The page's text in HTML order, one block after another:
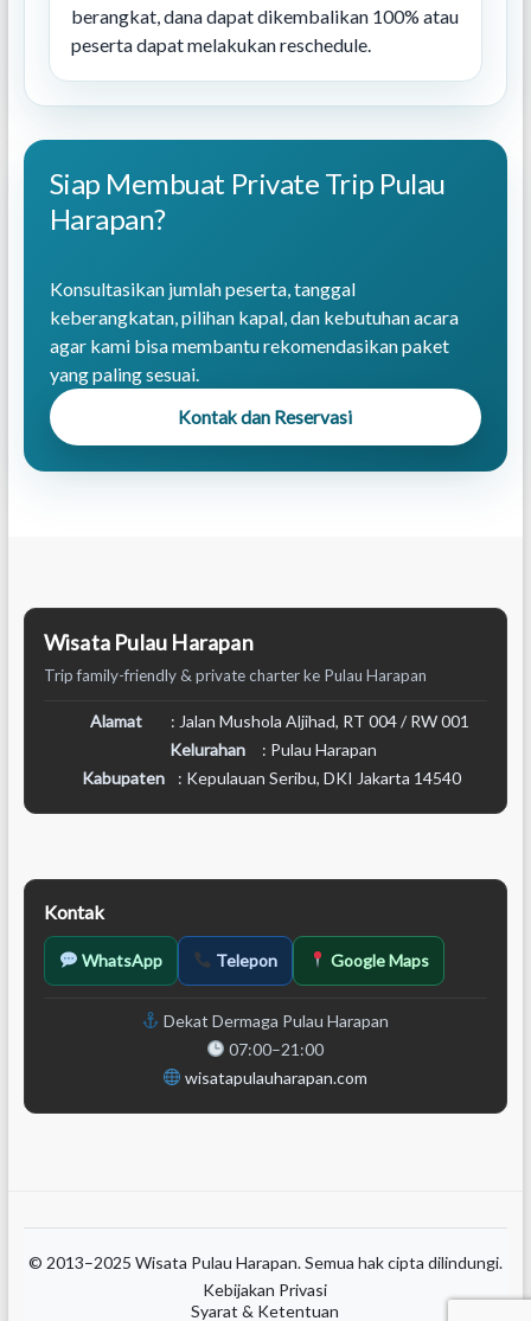
berangkat, dana dapat dikembalikan 100% atau
peserta dapat melakukan reschedule.
Siap Membuat Private Trip Pulau
Harapan?
Konsultasikan jumlah peserta, tanggal
keberangkatan, pilihan kapal, dan kebutuhan acara
agar kami bisa membantu rekomendasikan paket
yang paling sesuai.
Kontak dan Reservasi
Wisata Pulau Harapan
Trip family-friendly & private charter ke Pulau Harapan
Alamat
: Jalan Mushola Aljihad, RT 004 / RW 001
Kelurahan
: Pulau Harapan
Kabupaten
: Kepulauan Seribu, DKI Jakarta 14540
Kontak
WhatsApp Telepon Google Maps
Dekat Dermaga Pulau Harapan
07:00–21:00
wisatapulauharapan.com
© 2013–2025 Wisata Pulau Harapan. Semua hak cipta dilindungi.
Kebijakan Privasi
Syarat & Ketentuan